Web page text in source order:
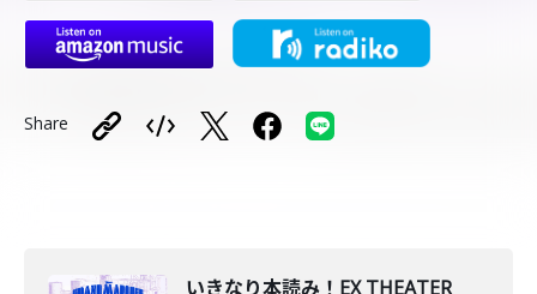
Share
いきなり本読み！EX THEATER